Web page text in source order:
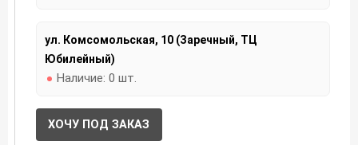
ул. Комсомольская, 10 (Заречный, ТЦ
Юбилейный)
Наличие: 0 шт.
ХОЧУ ПОД ЗАКАЗ